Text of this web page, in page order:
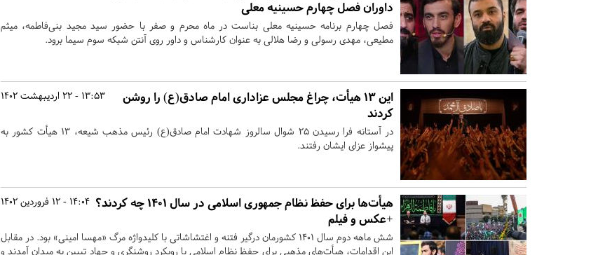
داوران فصل چهارم حسینیه معلی
فصل چهارم برنامه حسینیه معلی بناست در ماه محرم و صفر با حضور سید مجید بنی‌فاطمه، میثم
مطیعی، مهدی رسولی و رضا هلالی به عنوان کارشناس و داور روی آنتن شبکه سوم سیما برود.
13:53 - 22 اردیبهشت 1402
این 13 هیأت، چراغ مجلس عزاداری امام صادق(ع) را روشن
کردند
در آستانه فرا رسیدن 25 شوال سالروز شهادت امام صادق(ع) رئیس مذهب شیعه، 13 هیأت کشور به
پیشواز عزای ایشان رفتند.
14:04 - 12 فروردین 1402 هیأت‌ها برای حفظ نظام جمهوری اسلامی در سال 1401 چه کردند؟
+عکس و فیلم
شش ماهه دوم سال 1401 کشورمان درگیر فتنه و اغتشاشاتی با کلیدواژه مرگ «مهسا امینی» بود. در مقابل
این اقدامات، هیأت‌های مذهبی برای حفظ نظام اسلامی با رویکرد روشنگری و جهاد تبیین به میدان آمدند و